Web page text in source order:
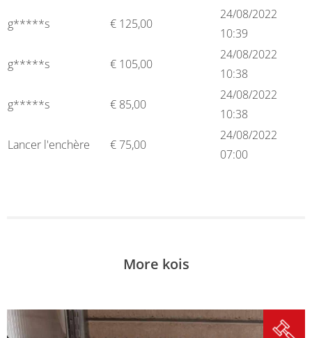
g*****s
€ 125,00
24/08/2022
10:39
g*****s
€ 105,00
24/08/2022
10:38
g*****s
€ 85,00
24/08/2022
10:38
Lancer l'enchère
€ 75,00
24/08/2022
07:00
More kois